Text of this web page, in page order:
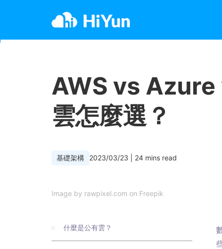
AWS vs Azure
雲怎麼選？
基礎架構 2023/03/23 24 mins read
Image by rawpixel.com on Freepik
什麼是公有雲？